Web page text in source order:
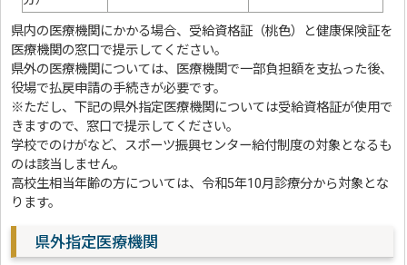
県内の医療機関にかかる場合、受給資格証（桃色）と健康保険証を
医療機関の窓口で提示してください。
県外の医療機関については、医療機関で一部負担額を支払った後、
役場で払戻申請の手続きが必要です。
※ただし、下記の県外指定医療機関については受給資格証が使用で
きますので、窓口で提示してください。
学校でのけがなど、スポーツ振興センター給付制度の対象となるも
のは該当しません。
高校生相当年齢の方については、令和5年10月診療分から対象とな
ります。
県外指定医療機関